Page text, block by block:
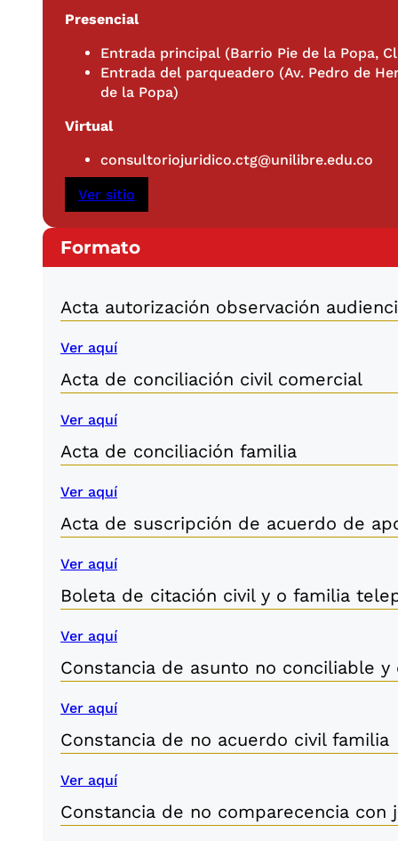
Presencial
Entrada principal (Barrio Pie de la Popa,
Entrada del parqueadero (Av. Pedro de
de la Popa)
Virtual
consultoriojuridico.ctg@unilibre.edu.co
Ver sitio
Formato
Acta autorización observación
Ver aquí
Acta de conciliación civil comercial
Ver aquí
Acta de conciliación familia
Ver aquí
Acta de suscripción de acuerdo de
Ver aquí
Boleta de citación civil y o familia
Ver aquí
Constancia de asunto no conciliable
Ver aquí
Constancia de no acuerdo civil familia
Ver aquí
Constancia de no comparecencia con